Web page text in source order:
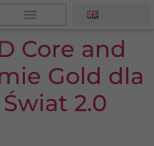
Core and
Gold dla
2.0